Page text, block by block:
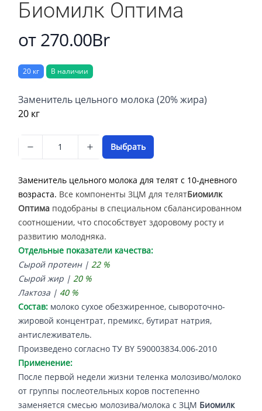
Биомилк Оптима
от 270.00Br
20 кг В наличии
Описание
Заменитель цельного молока (20% жира)
20 кг
Выбрать
Заменитель цельного молока для телят с 10-дневного
возраста. Все компоненты ЗЦМ для телятБиомилк
Оптима подобраны в специальном сбалансированном
соотношении, что способствует здоровому росту и
развитию молодняка.
Отдельные показатели качества:
Сырой протеин | 22 %
Сырой жир | 20 %
Лактоза | 40 %
Состав: молоко сухое обезжиренное, сывороточно-
жировой концентрат, премикс, бутират натрия,
антислеживатель.
Произведено согласно ТУ BY 590003834.006-2010
Применение:
После первой недели жизни теленка молозиво/молоко
от группы послеотельных коров постепенно
заменяется смесью молозива/молока с ЗЦМ Биомилк